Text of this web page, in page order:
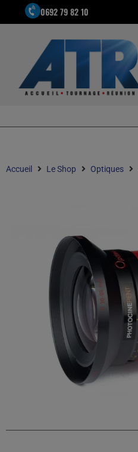
0692 79 82 10
Accueil Le Shop Optiques